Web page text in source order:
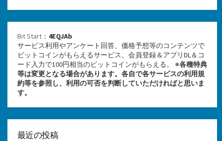
Bit Start ： 4EQJAb
サービス利用やアンケート回答、価格予想等のコンテンツで
ビットコインがもらえるサービス。会員登録＆アプリDL＆コ
ード入力で100円相当のビットコインがもらえる。 ※各種特典
等は変更となる場合があります。各自で各サービスの利用規
約等を参照し、利用の可否を判断していただければと思いま
す。
最近の投稿